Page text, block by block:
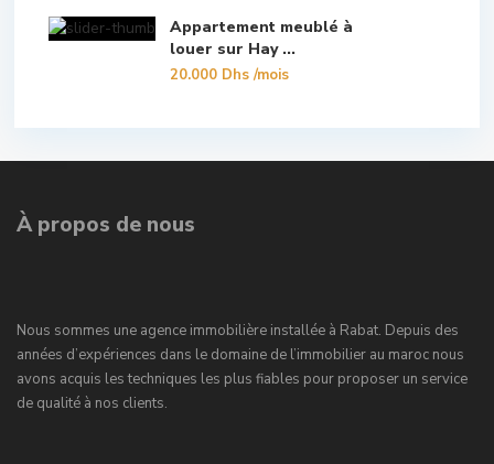
Appartement meublé à
louer sur Hay ...
20.000 Dhs/mois
À propos de nous
Nous sommes une agence immobilière installée à Rabat. Depuis des
années d’expériences dans le domaine de l’immobilier au maroc nous
avons acquis les techniques les plus fiables pour proposer un service
de qualité à nos clients.